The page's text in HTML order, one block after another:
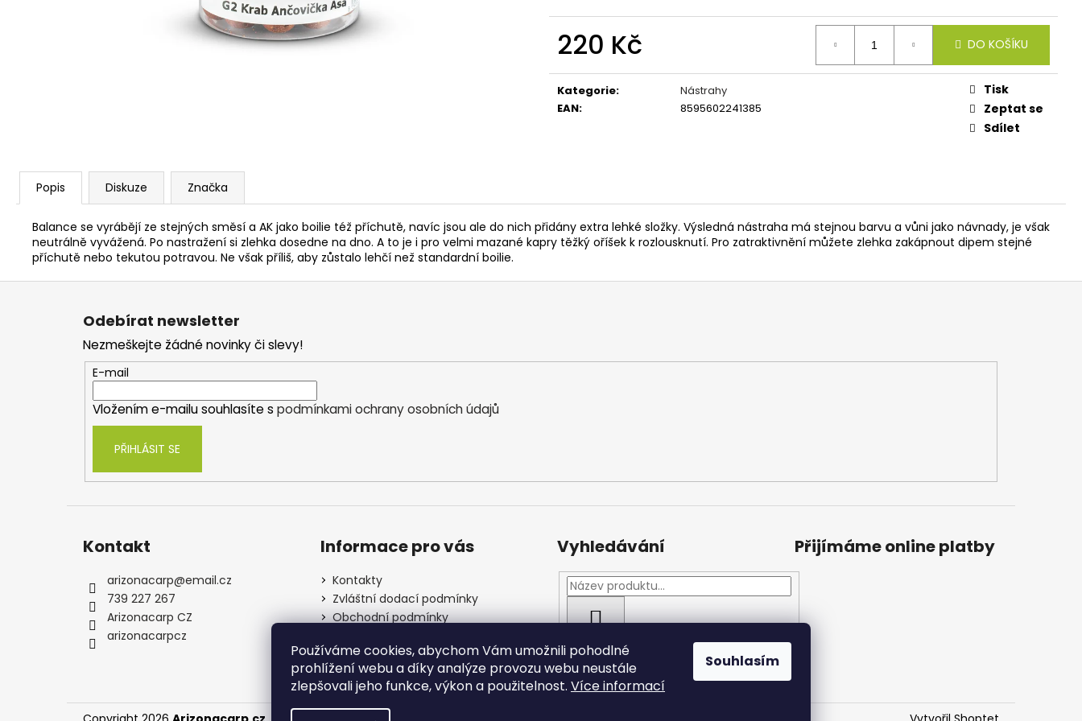
Používáme cookies, abychom Vám umožnili pohodlné
prohlížení webu a díky analýze provozu webu neustále
zlepšovali jeho funkce, výkon a použitelnost. Více informací
Souhlasím
220 Kč
cena:
DO KOŠÍKU
Kategorie:
Nástrahy
EAN: 8595602241385
Tisk
Zeptat se
Sdílet
Popis Diskuze Značka
Balance se vyrábějí ze stejných směsí a AK jako boilie též příchutě, navíc jsou ale do nich přidány extra lehké složky. Výsledná nástraha má stejnou barvu a vůni jako návnady, je však
neutrálně vyvážená. Po nastražení si zlehka dosedne na dno. A to je i pro velmi mazané kapry těžký oříšek k rozlousknutí. Pro zatraktivnění můžete zlehka zakápnout dipem stejné
příchutě nebo tekutou potravou. Ne však příliš, aby zůstalo lehčí než standardní boilie.
OLOVĚNÉ KRMÍTKO S TRUBIČKOU
DELPHIN EAZYSIX
44 Kč
KRMÍTKO DELPHIN FEEDER KLASIK
Z
Odebírat newsletter
Nezmeškejte žádné novinky či slevy!
E-mail
Vložením e-mailu souhlasíte s podmínkami ochrany osobních údajů
PŘIHLÁSIT SE
Kontakt
arizonacarp@email.cz
739 227 267
Arizonacarp CZ
arizonacarpcz
Informace pro vás
Kontakty
Zvláštní dodací podmínky
Obchodní podmínky
osobních údajů
Vyhledávání
HLEDAT
Přijímáme online platby